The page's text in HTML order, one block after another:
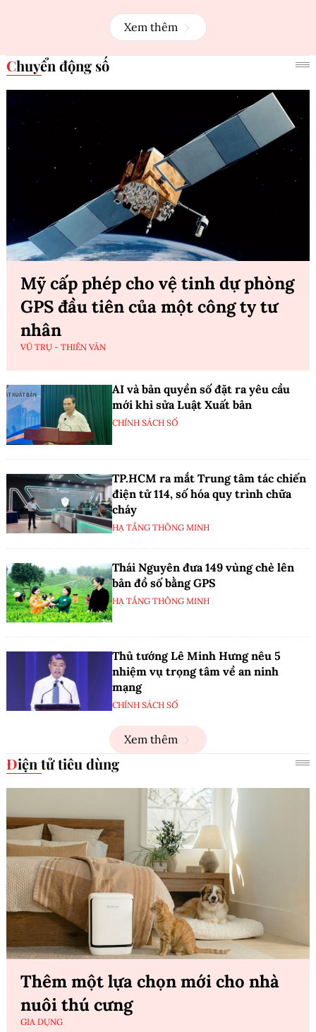
Xem thêm
Chuyển động số
Mỹ cấp phép cho vệ tinh dự phòng
GPS đầu tiên của một công ty tư
nhân
VŨ TRỤ - THIÊN VĂN
AI và bản quyền số đặt ra yêu cầu
mới khi sửa Luật Xuất bản
CHÍNH SÁCH SỐ
TP.HCM ra mắt Trung tâm tác chiến
điện tử 114, số hóa quy trình chữa
cháy
HẠ TẦNG THÔNG MINH
Thái Nguyên đưa 149 vùng chè lên
bản đồ số bằng GPS
HẠ TẦNG THÔNG MINH
Thủ tướng Lê Minh Hưng nêu 5
nhiệm vụ trọng tâm về an ninh
mạng
CHÍNH SÁCH SỐ
Xem thêm
Điện tử tiêu dùng
Thêm một lựa chọn mới cho nhà
nuôi thú cưng
GIA DỤNG